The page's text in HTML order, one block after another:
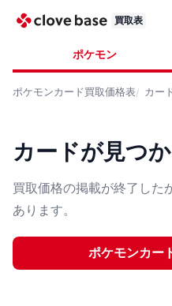
買取表
ポケモン
ポケモンカード買取価格表 カー
カードが見つ
買取価格の掲載が終了した
あります。
ポケモンカー